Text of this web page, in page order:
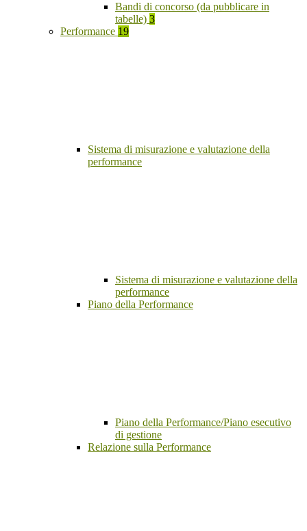
Bandi di concorso (da pubblicare in
tabelle) 3
Performance 19
Sistema di misurazione e valutazione della
performance
Sistema di misurazione e valutazione della
performance
Piano della Performance
Piano della Performance/Piano esecutivo
di gestione
Relazione sulla Performance